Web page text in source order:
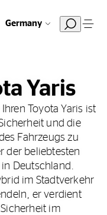
Germany
Yaris
Toyota Yaris ist
und die
Fahrzeugs zu
der beliebtesten
Deutschland.
im Stadtverkehr
er verdient
im